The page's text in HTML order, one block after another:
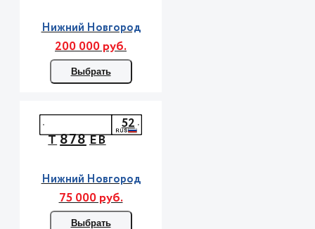
Нижний Новгород
200 000 руб.
Выбрать
Т878ЕВ
52
Нижний Новгород
75 000 руб.
Выбрать